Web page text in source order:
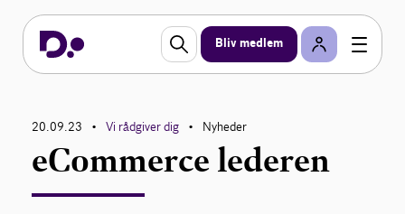
Bliv medlem
20.09.23 • Vi rådgiver dig • Nyheder
eCommerce lederen